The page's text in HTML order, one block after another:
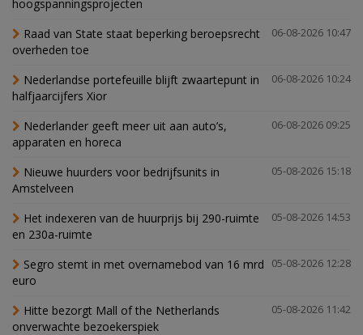
hoogspanningsprojecten
06-08-2026 10:47
Raad van State staat beperking beroepsrecht
overheden toe
06-08-2026 10:24
Nederlandse portefeuille blijft zwaartepunt in
halfjaarcijfers Xior
06-08-2026 09:25
Nederlander geeft meer uit aan auto’s,
apparaten en horeca
05-08-2026 15:18
Nieuwe huurders voor bedrijfsunits in
Amstelveen
05-08-2026 14:53
Het indexeren van de huurprijs bij 290-ruimte
en 230a-ruimte
05-08-2026 12:28
Segro stemt in met overnamebod van 16 mrd
euro
05-08-2026 11:42
Hitte bezorgt Mall of the Netherlands
onverwachte bezoekerspiek